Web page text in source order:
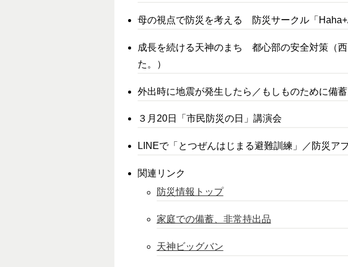
母の視点で防災を考える 防災サークル「
成長を続ける天神のまち 都心部の安全対策（
た。）
外出時に地震が発生したら／もしものために備蓄
３月20日「市民防災の日」講演会
LINEで「とつぜんはじまる避難訓練」／防災ア
関連リンク
防災情報トップ
家庭での備蓄、非常持出品
天神ビッグバン